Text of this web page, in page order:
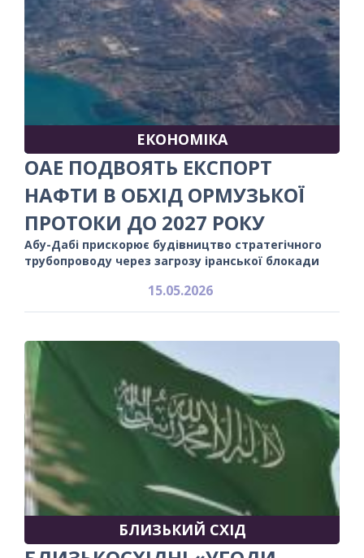
ЕКОНОМІКА
ОАЕ ПОДВОЯТЬ ЕКСПОРТ
НАФТИ В ОБХІД ОРМУЗЬКОЇ
ПРОТОКИ ДО 2027 РОКУ
Абу-Дабі прискорює будівництво стратегічного
трубопроводу через загрозу іранської блокади
15.05.2026
БЛИЗЬКИЙ СХІД